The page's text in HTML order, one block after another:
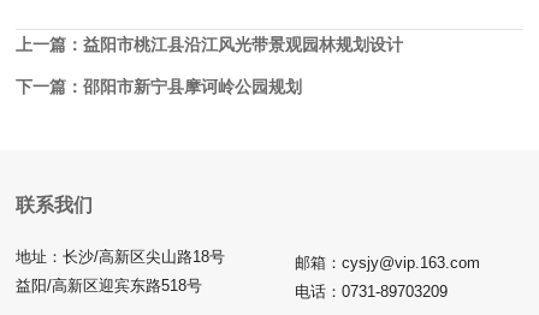
上一篇：益阳市桃江县沿江风光带景观园林规划设计
下一篇：邵阳市新宁县摩诃岭公园规划
联系我们
地址：长沙/高新区尖山路18号
益阳/高新区迎宾东路518号
邮箱：cysjy@vip.163.com
电话：0731-89703209